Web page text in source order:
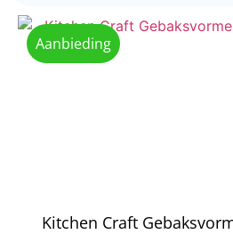
Aanbieding
Kitchen Craft